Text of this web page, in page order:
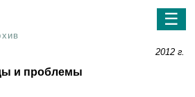
☰
2012 г.
и проблемы